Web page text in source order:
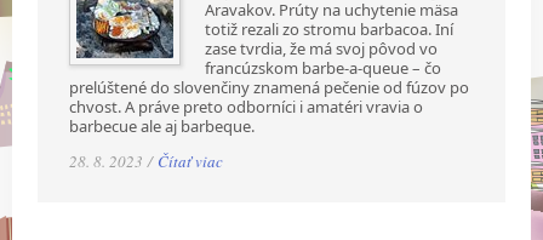
Aravakov. Prúty na uchytenie mäsa
totiž rezali zo stromu barbacoa. Iní
zase tvrdia, že má svoj pôvod vo
francúzskom barbe-a-queue – čo
prelúštené do slovenčiny znamená pečenie od fúzov po
chvost. A práve preto odborníci i amatéri vravia o
barbecue ale aj barbeque.
28. 8. 2023 / Čítať viac